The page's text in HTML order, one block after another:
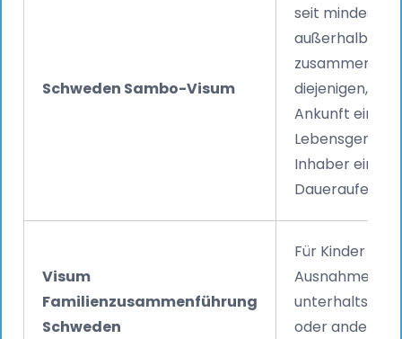
Schweden Sambo-Visum
seit
außerhalb
diejenigen, die
Ankunft eine
Inhaber einer
Visum
Familienzusammenführung
Schweden
Für Kinder
oder andere